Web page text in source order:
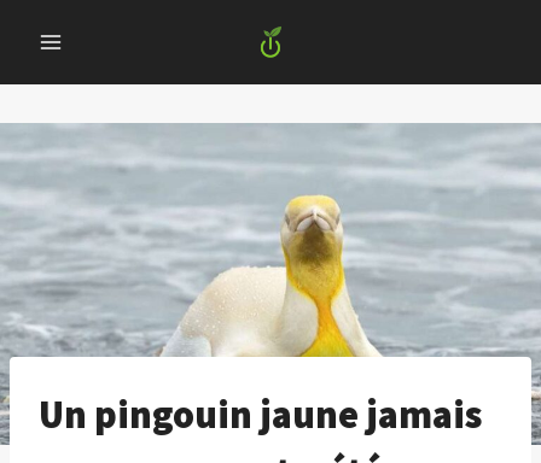
content
Un pingouin jaune jamais